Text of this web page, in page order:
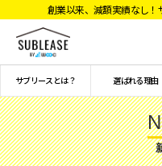
創業以来、減額実績なし！
サブリースとは？ 選ばれる理由